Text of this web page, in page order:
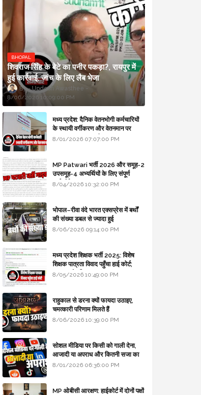
BHOPAL
शिवराज सिंह के बेटे का पनीर पकड़ा?, रायपुर में
हुई कार्रवाई, जांच के लिए लैब भेजा
Updesh Awasthee
8/06/2026 10:09:00 PM
मध्य प्रदेश: दैनिक वेतनभोगी कर्मचारियों
के स्थायी वर्गीकरण और वेतनमान पर
सरकार का बड़ा स्पष्टीकरण
8/01/2026 07:07:00 PM
MP Patwari भर्ती 2026 और समूह-2
उपसमूह-4 अभ्यर्थियों के लिए संपूर्ण
मार्गदर्शिका
8/04/2026 10:32:00 PM
भोपाल–रीवा वंदे भारत एक्सप्रेस में बर्थों
की संख्या डबल से ज्यादा हुई
8/06/2026 09:14:00 PM
मध्य प्रदेश शिक्षक भर्ती 2025: विशेष
शिक्षक पात्रता विवाद पहुँचा हाई कोर्ट;
सरकार से माँगा जवाब
8/05/2026 10:49:00 PM
राहुकाल से डरना क्यों फायदा उठाइए,
चमत्कारी परिणाम मिलते हैं
8/06/2026 10:39:00 PM
सोशल मीडिया पर किसी को गाली देना,
आजादी या अपराध और कितनी सजा का
प्रावधान - free legal advice
8/01/2026 06:36:00 PM
MP ओबीसी आरक्षण: हाईकोर्ट में दोनों पक्षों